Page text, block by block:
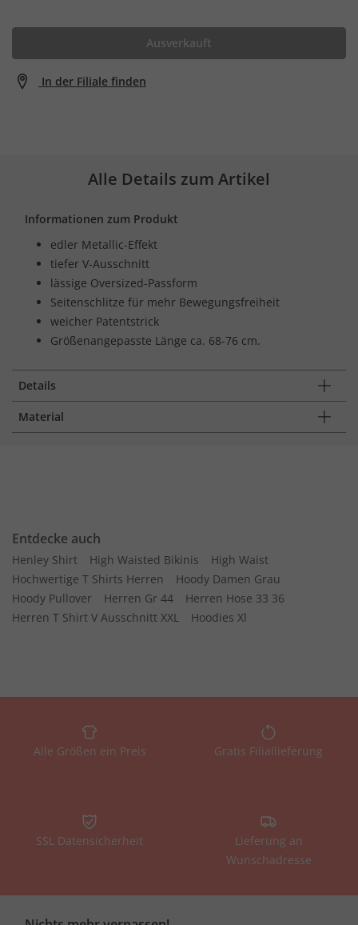
Ausverkauft
In der Filiale finden
Alle Details zum Artikel
Informationen zum Produkt
edler Metallic-Effekt
tiefer V-Ausschnitt
lässige Oversized-Passform
Seitenschlitze für mehr Bewegungsfreiheit
weicher Patentstrick
Größenangepasste Länge ca. 68-76 cm.
Details
Material
Entdecke auch
Henley Shirt High Waisted Bikinis
High Waist
Hochwertige T Shirts Herren
Hoody Damen Grau
Hoody Pullover
Herren Gr 44
Herren Hose 33 36
Herren T Shirt V Ausschnitt XXL
Hoodies Xl
Alle Größen ein Preis Gratis Filiallieferung
SSL Datensicherheit
Lieferung an
Wunschadresse